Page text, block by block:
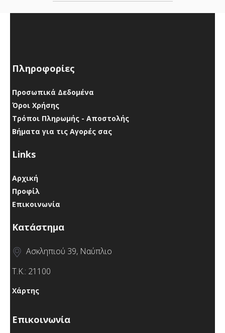
Πληροφορίες
Προσωπικά Δεδομένα
Όροι Χρήσης
Τρόποι Πληρωμής - Αποστολής
Βήματα για τις Αγορές σας
Links
Αρχική
Προφίλ
Επικοινωνία
Κατάστημα
Ασκληπιού 39, Ναύπλιο
Τ.Κ.: 21100
Χάρτης
Επικοινωνία